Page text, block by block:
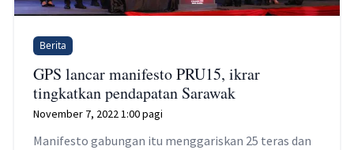
Berita
GPS lancar manifesto PRU15, ikrar
tingkatkan pendapatan Sarawak
November 7, 2022 1:00 pagi
Manifesto gabungan itu menggariskan 25 teras dan